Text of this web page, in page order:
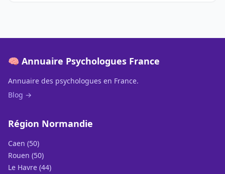
🧠 Annuaire Psychologues France
Annuaire des psychologues en France.
Blog →
Région Normandie
Caen (50)
Rouen (50)
Le Havre (44)